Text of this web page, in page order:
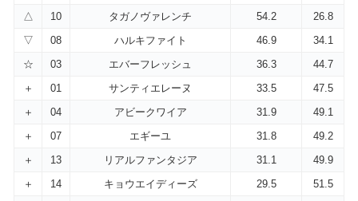
△
10 タガノヴァレンチ 54.2
26.8
▽
08 ハルキファイト 46.9
34.1
☆
03 エバーフレッシュ 36.3
44.7
＋
01 サンティエレーヌ 33.5
47.5
＋
04 アビークワイア 31.9
49.1
＋
07 エギーユ 31.8
49.2
＋
13 リアルファンタジア 31.1
49.9
＋
14 キョウエイディーズ 29.5
51.5